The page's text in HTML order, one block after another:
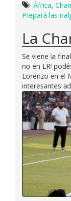
África,
Prepará las
La
Se viene la
no en LR!
Lorenzo en el
interesantes